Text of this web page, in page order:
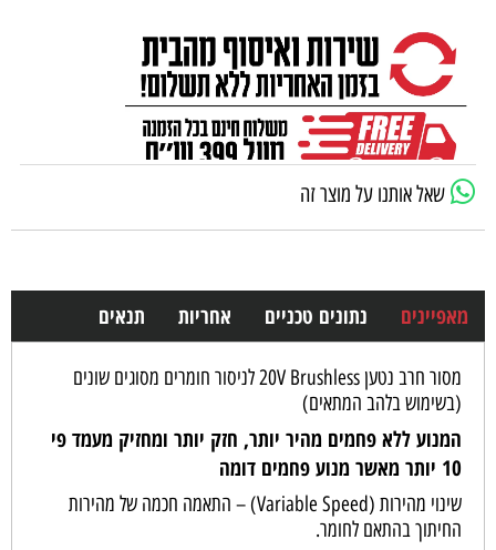
שאל אותנו על מוצר זה
מאפיינים נתונים טכניים אחריות תנאים
מסור חרב נטען 20V Brushless לניסור חומרים מסוגים שונים
(בשימוש בלהב המתאים)
המנוע ללא פחמים מהיר יותר, חזק יותר ומחזיק מעמד פי
10 יותר מאשר מנוע פחמים דומה
שינוי מהירות (
Variable Speed
)
– התאמה חכמה של מהירות
החיתוךבהתאם לחומר.